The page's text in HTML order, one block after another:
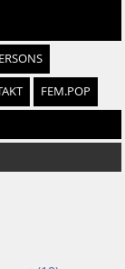
FEM.POP